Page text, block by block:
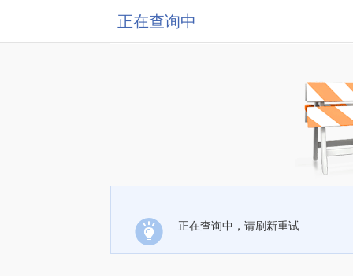
正在查询中
正在查询中，请刷新重试